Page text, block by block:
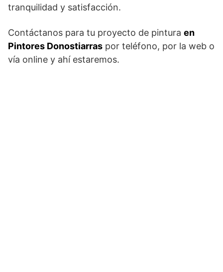
tranquilidad y satisfacción.
Contáctanos para tu proyecto de pintura en
Pintores Donostiarras por teléfono, por la web o
vía online y ahí estaremos.